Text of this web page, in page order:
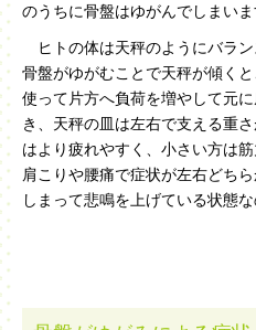
のうちに骨盤はゆがんでしまいま
ヒトの体は天秤のようにバラン
骨盤がゆがむことで天秤が傾く
使って片方へ負荷を増やして元
き、天秤の皿は左右で支える重
はより疲れやすく、小さい方は
肩こりや腰痛で症状が左右どち
しまって悲鳴を上げている状態な